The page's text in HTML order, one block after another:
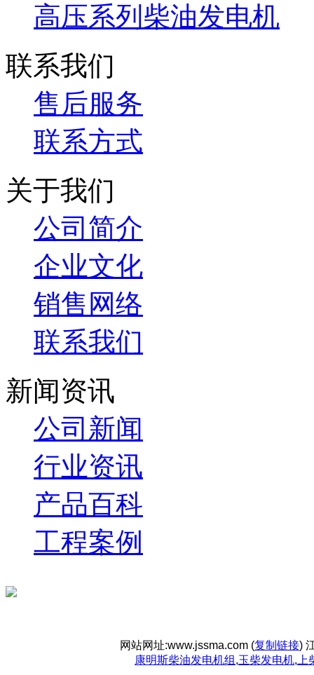
高压系列柴油发电机
联系我们
售后服务
联系方式
关于我们
公司简介
企业文化
销售网络
联系我们
新闻资讯
公司新闻
行业资讯
产品百科
工程案例
网站网址:www.jssma.com (复制链接)
康明斯柴油发电机组 ,玉柴发电机,